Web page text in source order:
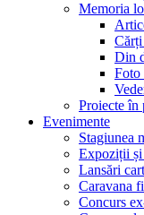
Memoria
Din
Foto
Proiecte în
Evenimente
Stagiunea
Expoziții și
Lansări
Caravana
Concurs